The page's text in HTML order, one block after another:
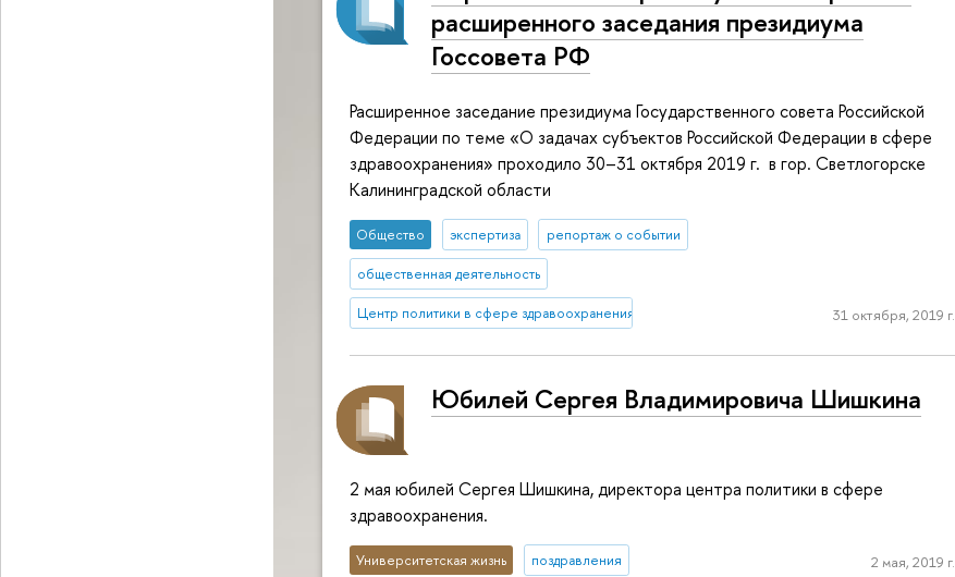
расширенного заседания президиума
Госсовета РФ
Расширенное заседание президиума Государственного совета Российской
Федерации по теме «О задачах субъектов Российской Федерации в сфере
здравоохранения» проходило 30–31 октября 2019 г. в гор. Светлогорске
Калининградской области
Общество экспертиза репортаж о событии
общественная деятельность
Центр политики в сфере здравоохранения 31 октября, 2019 г.
Юбилей Сергея Владимировича Шишкина
2 мая юбилей Сергея Шишкина, директора центра политики в сфере
здравоохранения.
Университетская жизнь поздравления 2 мая, 2019 г.